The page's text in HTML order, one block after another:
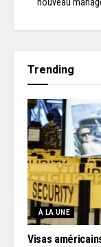
nouveau
Trending
À LA UNE
Visas